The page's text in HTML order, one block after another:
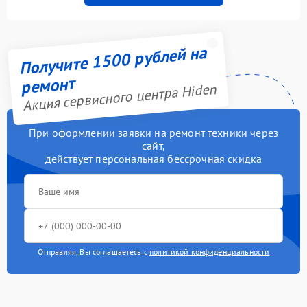
Получите 1500 рублей на
ремонт
Акция сервисного центра Hiden
При оформлении заявки на ремонт техники через
сайт,
действует персональная бессрочная скидка
Отправляя, Вы соглашаетесь с политикой конфиденциальности